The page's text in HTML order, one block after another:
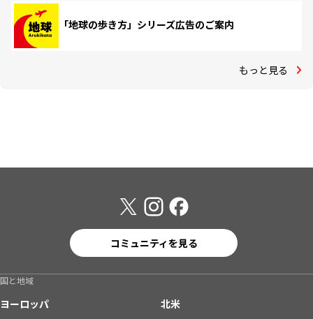
「地球の歩き方」シリーズ広告のご案内
もっと見る
コミュニティを見る
国と地域
ヨーロッパ
北米